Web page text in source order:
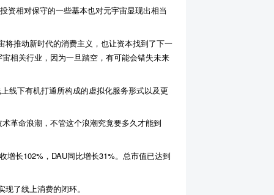
资相对保守的一些基本也对元宇宙显现出相当
推动新时代的消费主义，也让资本找到了下一
相关行业，因为一旦踏空，有可能会错失未来
线下有机打通所构成的虚拟化服务形式以及更
革命浪潮，不管这个浪潮究竟要多久才能到
增长102%，DAU同比增长31%。总市值已达到
了线上消费的闭环。